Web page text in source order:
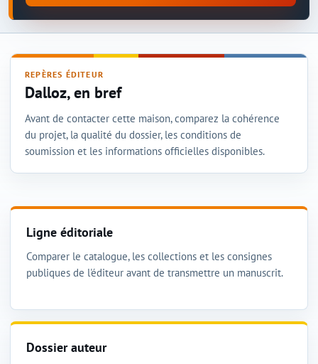
REPÈRES ÉDITEUR
Dalloz, en bref
Avant de contacter cette maison, comparez la cohérence
du projet, la qualité du dossier, les conditions de
soumission et les informations officielles disponibles.
Ligne éditoriale
Comparer le catalogue, les collections et les consignes
publiques de l'éditeur avant de transmettre un manuscrit.
Dossier auteur